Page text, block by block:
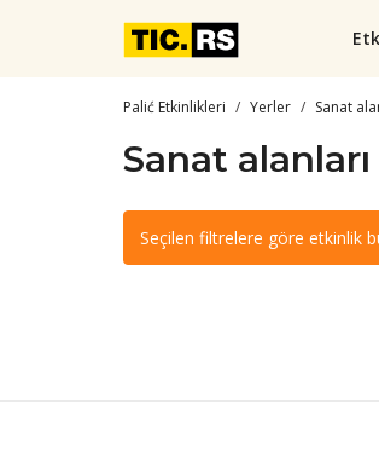
Palić Etkinlikleri Yerler Sanat
Sanat
Seçilen filtrelere göre etkinlik